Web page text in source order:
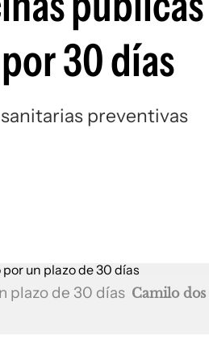
30 días
preventivas
plazo de 30 días Camilo dos